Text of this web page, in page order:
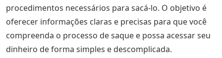
procedimentos necessários para sacá-lo. O objetivo é
oferecer informações claras e precisas para que você
compreenda o processo de saque e possa acessar seu
dinheiro de forma simples e descomplicada.